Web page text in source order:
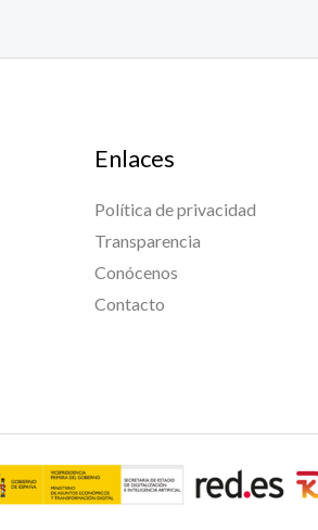
Enlaces
Política de privacidad
Transparencia
Conócenos
Contacto